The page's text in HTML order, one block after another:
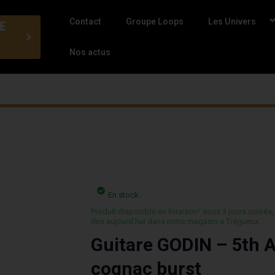
Contact Groupe Loops Les Univers
Nos actus
En stock
Produit disponible en livraison¹ sous 3 jours
des aujourd’hui dans notre magasin a Trégueux.
Guitare GODIN – 5th
cognac burst